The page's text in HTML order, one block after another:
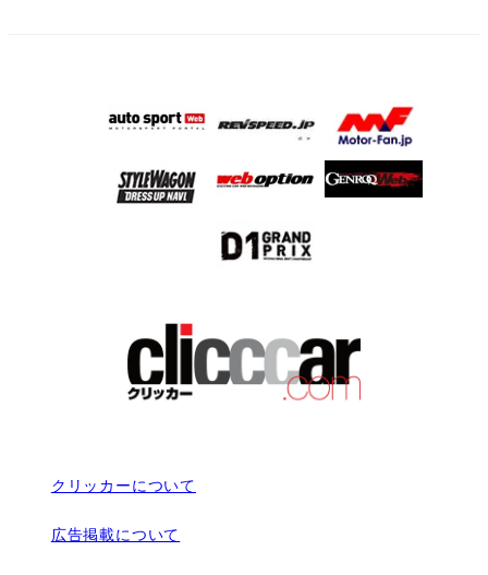
クリッカーについて
広告掲載について